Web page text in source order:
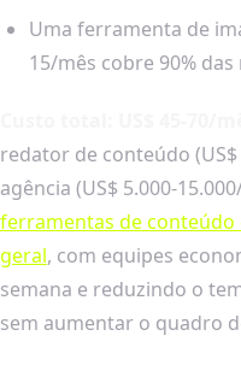
Uma ferramenta de
15/mês cobre 90% das
redator de conteúdo
agência (US$ 5.000-
ferramentas de conteúdo
geral, com equipes
semana e reduzindo o
sem aumentar o quadro